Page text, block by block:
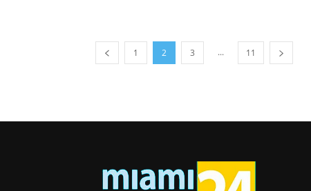
1 2 3 ... 11